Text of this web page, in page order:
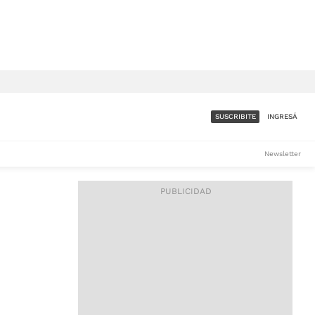
ACCESO FULL - $1.800/MES
SUSCRIBITE INGRESÁ
Newsletter